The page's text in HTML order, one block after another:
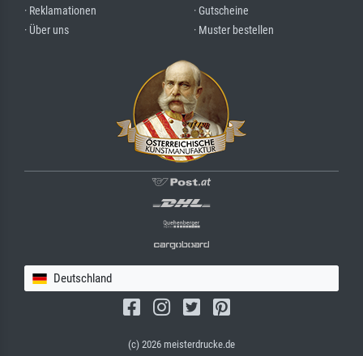
· Reklamationen
· Über uns
· Gutscheine
· Muster bestellen
Deutschland
(c) 2026 meisterdrucke.de